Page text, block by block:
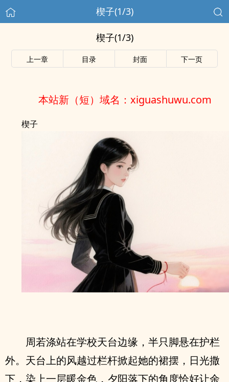
楔子(1/3)
楔子(1/3)
上一章 目录 封面 下一页
本站新（短）域名：xiguashuwu.com
楔子
周若涤站在学校天台边缘，半只脚悬在护栏
外。天台上的风越过栏杆掀起她的裙摆，日光撒
下，染上一层暖金色，夕阳落下的角度恰好让余